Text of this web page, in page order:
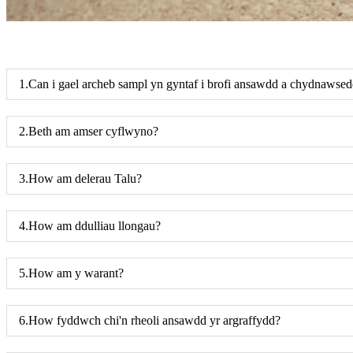
1.Can i gael archeb sampl yn gyntaf i brofi ansawdd a
2.Beth am amser cyflwyno?
3.How am delerau Talu?
4.How am ddulliau llongau?
5.How am y warant?
6.How fyddwch chi'n rheoli ansawdd yr argraffydd?